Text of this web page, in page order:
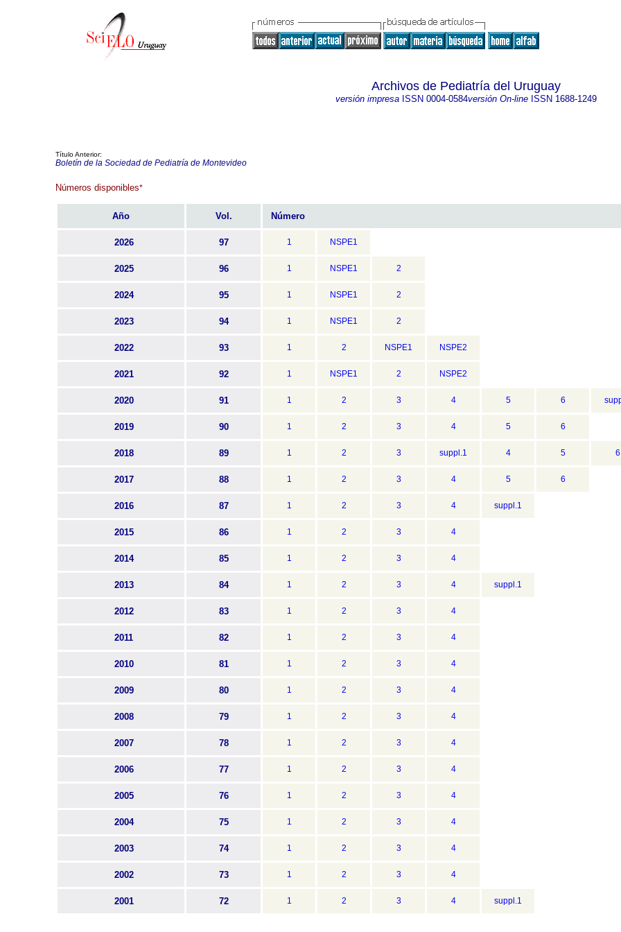
Archivos de Pediatría del Uruguay
versión impresaISSN 0004-0584versión On-lineISSN 1688-1249
Título Anterior:
Boletín de la Sociedad de Pediatría de Montevideo
Números disponibles*
Año Vol. Número
2026 97 1 NSPE1
2025 96 1 NSPE1 2
2024 95 1 NSPE1 2
2023 94 1 NSPE1 2
2022 93 1 2 NSPE1 NSPE2
2021 92 1 NSPE1 2 NSPE2
2020 91 1 2 3 4 5 6
2019 90 1 2 3 4 5 6
2018 89 1 2 3 suppl.1 4 5 6
2017 88 1 2 3 4 5 6
2016 87 1 2 3 4 suppl.1
2015 86 1 2 3 4
2014 85 1 2 3 4
2013 84 1 2 3 4 suppl.1
2012 83 1 2 3 4
2011 82 1 2 3 4
2010 81 1 2 3 4
2009 80 1 2 3 4
2008 79 1 2 3 4
2007 78 1 2 3 4
2006 77 1 2 3 4
2005 76 1 2 3 4
2004 75 1 2 3 4
2003 74 1 2 3 4
2002 73 1 2 3 4
2001 72 1 2 3 4 suppl.1